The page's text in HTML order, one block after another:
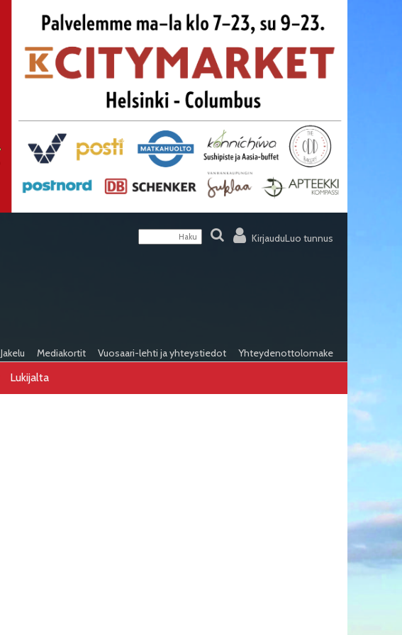
KirjauduLuo tunnus
Jakelu Mediakortit Vuosaari-lehti ja yhteystiedot Yhteydenottolomake
Lukijalta